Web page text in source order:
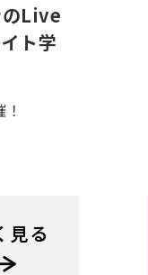
のLive
ト学
見る